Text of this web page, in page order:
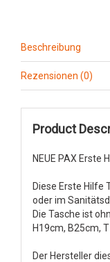
Beschreibung
Rezensionen (0)
Product
NEUE PAX Erste
Diese Erste Hilfe
oder im
Die Tasche ist
H19cm, B25cm,
Der Hersteller